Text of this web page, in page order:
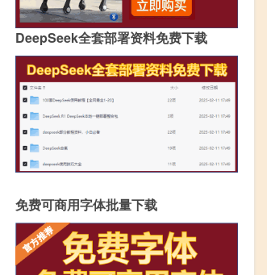
DeepSeek全套部署资料免费下载
免费可商用字体批量下载